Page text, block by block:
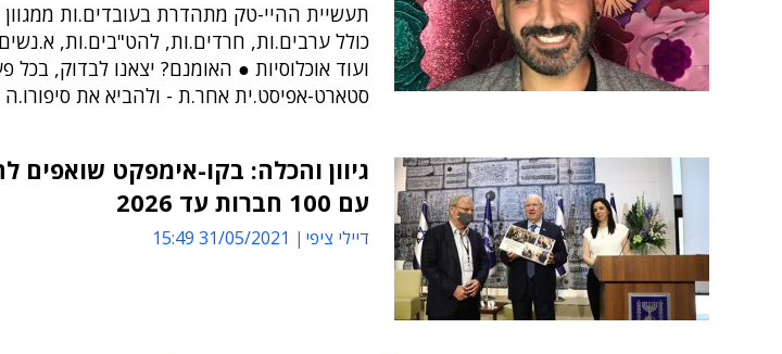
תעשיית ההיי-טק מתהדרת בעובדים.ות
כולל ערבים.ות, חרדים.ות, להט"בים.ות,
ועוד אוכלוסיות ● האומנם? יצאנו לבדוק, בכל
סטארט-אפיסט.ית אחר.ת - ולהביא את סיפורו.ה
גיוון והכלה: בקו-אימפקט שואפים
עם 100 חברות עד 2026
דיילי ציפי 31/05/2021 15:49